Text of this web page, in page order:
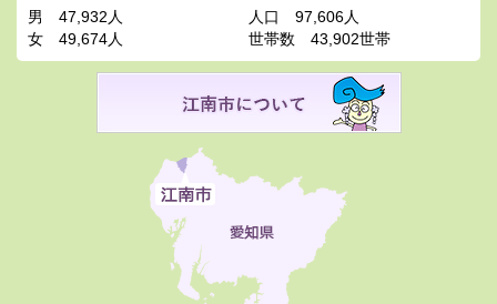
男
47,932人
女
49,674人
人口
97,606人
世帯数
43,902世帯